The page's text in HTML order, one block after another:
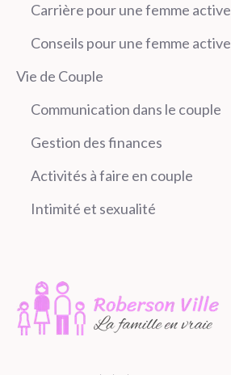
Carrière pour une femme active
Conseils pour une femme active
Vie de Couple
Communication dans le couple
Gestion des finances
Activités à faire en couple
Intimité et sexualité